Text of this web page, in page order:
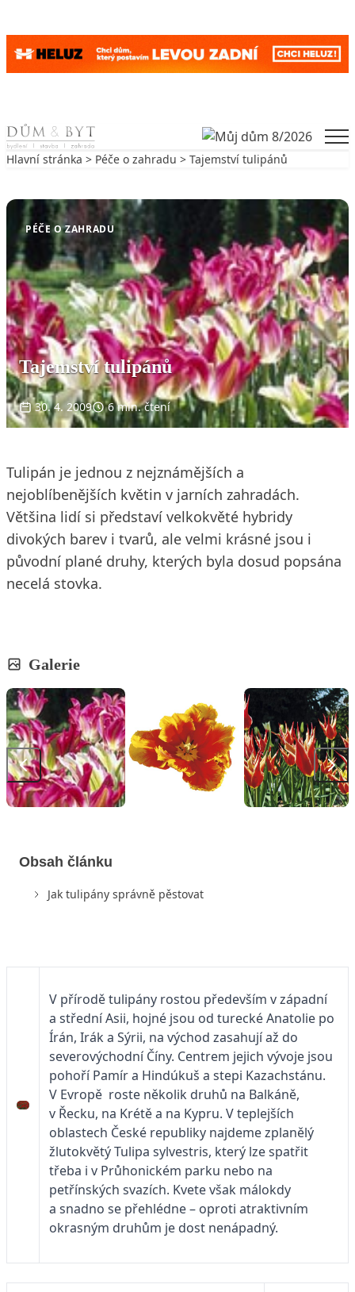
Skip to content
Hlavní stránka > Péče o zahradu > Tajemství tulipánů
PÉČE O ZAHRADU
Tajemství tulipánů
30. 4. 2009 6 min. čtení
Tulipán je jednou z nejznámějších a
nejoblíbenějších květin v jarních zahradách.
Většina lidí si představí velkokvěté hybridy
divokých barev i tvarů, ale velmi krásné jsou i
původní plané druhy, kterých byla dosud popsána
necelá stovka.
Galerie
Obsah článku
Jak tulipány správně pěstovat
V přírodě tulipány rostou především v západní
a střední Asii, hojné jsou od turecké Anatolie po
Írán, Irák a Sýrii, na východ zasahují až do
severovýchodní Číny. Centrem jejich vývoje jsou
pohoří Pamír a Hindúkuš a stepi Kazachstánu.
V Evropě roste několik druhů na Balkáně,
v Řecku, na Krétě a na Kypru. V teplejších
oblastech České republiky najdeme zplanělý
žlutokvětý Tulipa sylvestris, který lze spatřit
třeba i v Průhonickém parku nebo na
petřínských svazích. Kvete však málokdy
a snadno se přehlédne – oproti atraktivním
okrasným druhům je dost nenápadný.